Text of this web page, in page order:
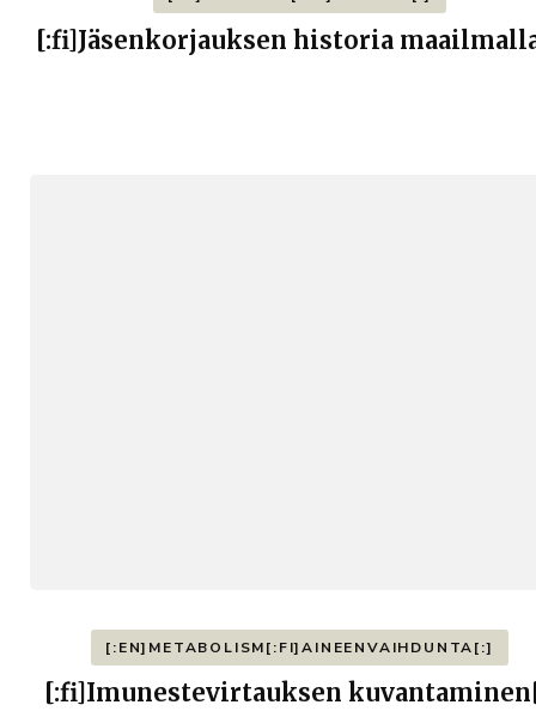
[:fi]Jäsenkorjauksen historia
[:EN]METABOLISM[:FI]AINEENVAIHDUNTA[:]
[:fi]Imunestevirtauksen